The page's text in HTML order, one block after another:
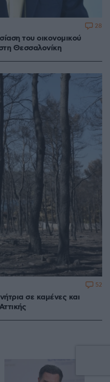
του οικονομικού
Θεσσαλονίκη
28
σε καμένες και
52